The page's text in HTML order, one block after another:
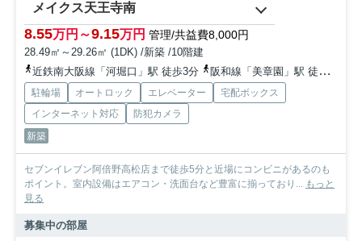
メイクス天王寺南
8.55万円～9.15万円 管理/共益費8,000円
28.49㎡～29.26㎡ (1DK) /新築 /10階建
近鉄南大阪線「河堀口」駅 徒歩3分
阪和線「美章園」駅 徒歩7分
駐輪場 オートロック エレベーター
宅配ボックス
インターネット対応
防犯カメラ
新築
セブンイレブン阿倍野高松店まで徒歩5分と近場にコンビニがあるのも
ポイント。室内設備はエアコン・洗面台など豊富に揃っており... もっと
見る
募集中の部屋